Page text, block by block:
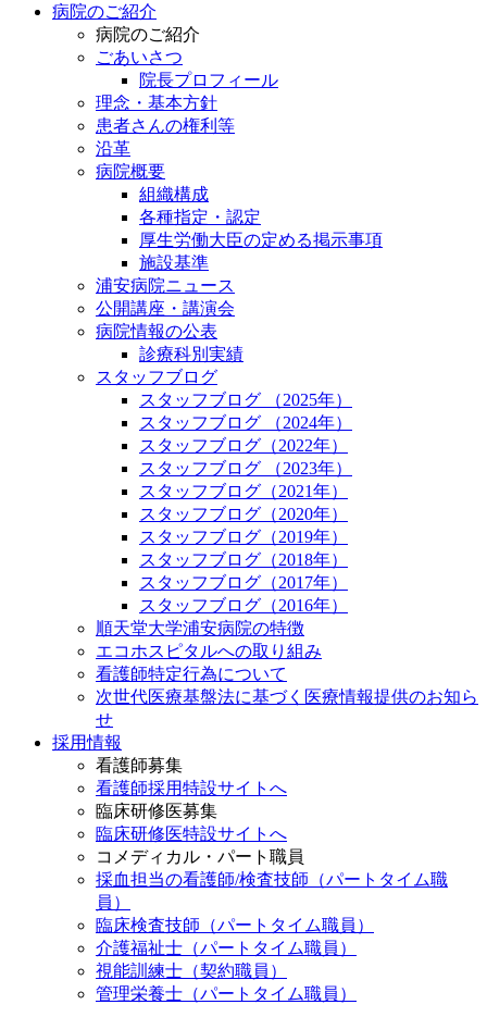
病院のご紹介
病院のご紹介
ごあいさつ
院長プロフィール
理念・基本方針
患者さんの権利等
沿革
病院概要
組織構成
各種指定・認定
厚生労働大臣の定める掲示事項
施設基準
浦安病院ニュース
公開講座・講演会
病院情報の公表
診療科別実績
スタッフブログ
スタッフブログ （2025年）
スタッフブログ （2024年）
スタッフブログ（2022年）
スタッフブログ （2023年）
スタッフブログ（2021年）
スタッフブログ（2020年）
スタッフブログ（2019年）
スタッフブログ（2018年）
スタッフブログ（2017年）
スタッフブログ（2016年）
順天堂大学浦安病院の特徴
エコホスピタルへの取り組み
看護師特定行為について
次世代医療基盤法に基づく医療情報提供のお知ら
せ
採用情報
看護師募集
看護師採用特設サイトへ
臨床研修医募集
臨床研修医特設サイトへ
コメディカル・パート職員
採血担当の看護師/検査技師（パートタイム職
員）
臨床検査技師（パートタイム職員）
介護福祉士（パートタイム職員）
視能訓練士（契約職員）
管理栄養士（パートタイム職員）